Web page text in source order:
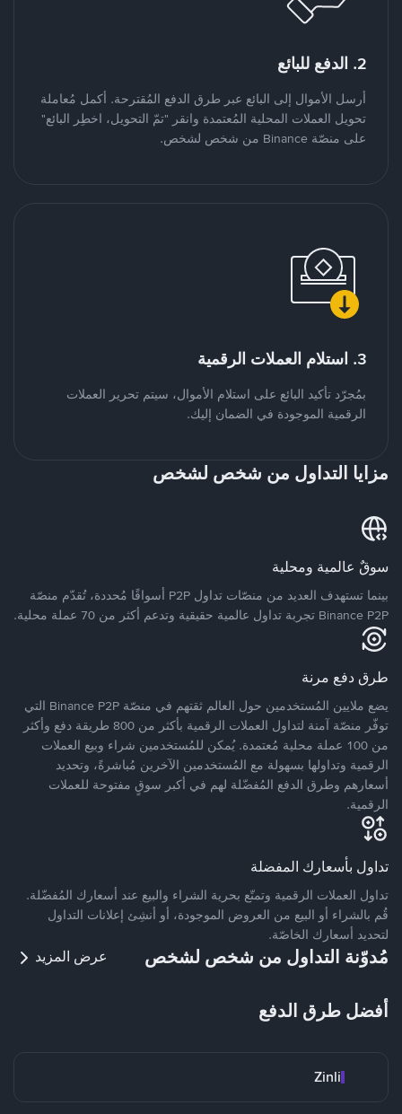
2. الدفع للبائع
أرسل الأموال إلى البائع عبر طرق الدفع المُقترحة. أكمل مُعاملة
تحويل العملات المحلية المُعتمدة وانقر "تمّ التحويل، اخطِر البائع"
على منصّة Binance من شخص لشخص.
3. استلام العملات الرقمية
بمُجرّد تأكيد البائع على استلام الأموال، سيتم تحرير العملات
الرقمية الموجودة في الضمان إليك.
مزايا التداول من شخص لشخص
سوقٌ عالمية ومحلية
بينما تستهدف العديد من منصّات تداول P2P أسواقًا مُحددة، تُقدّم منصّة
Binance P2P تجربة تداول عالمية حقيقية وتدعم أكثر من 70 عملة محلية.
طرق دفع مرنة
يضع ملايين المُستخدمين حول العالم ثقتهم في منصّة Binance P2P التي
توفّر منصّة آمنة لتداول العملات الرقمية بأكثر من 800 طريقة دفع وأكثر
من 100 عملة محلية مُعتمدة. يُمكن للمُستخدمين شراء وبيع العملات
الرقمية وتداولها بسهولة مع المُستخدمين الآخرين مُباشرةً، وتحديد
أسعارهم وطرق الدفع المُفضّلة لهم في أكبر سوقٍ مفتوحة للعملات
الرقمية.
تداول بأسعارك المفضلة
تداول العملات الرقمية وتمتّع بحرية الشراء والبيع عند أسعارك المُفضّلة.
قُم بالشراء أو البيع من العروض الموجودة، أو أنشِئ إعلانات التداول
لتحديد أسعارك الخاصّة.
مُدوّنة التداول من شخص لشخص عرض المزيد
أفضل طرق الدفع
Zinli